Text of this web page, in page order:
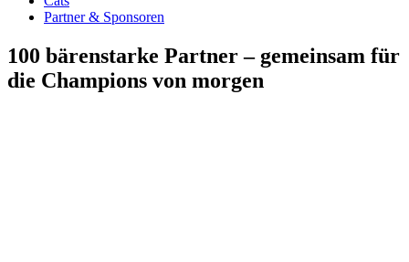
Partner & Sponsoren
100 bärenstarke Partner – gemeinsam für
die Champions von morgen